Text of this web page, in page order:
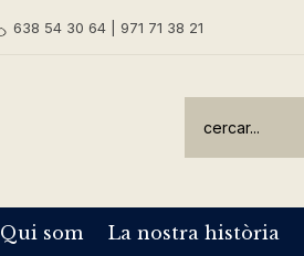
638 54 30 64 | 971 71 38 21
Qui som La nostra història